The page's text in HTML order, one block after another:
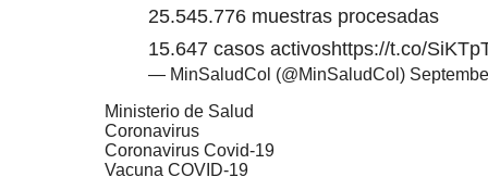
25.545.776 muestras procesadas
15.647 casos activoshttps://t.co/
— MinSaludCol (@MinSaludCol)
Ministerio de Salud
Coronavirus
Coronavirus Covid-19
Vacuna COVID-19